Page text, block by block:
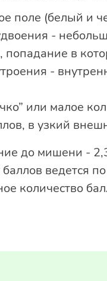
поле (белый и
-
попадание в
-
или малое
в узкий
до мишени -
ведется
количество